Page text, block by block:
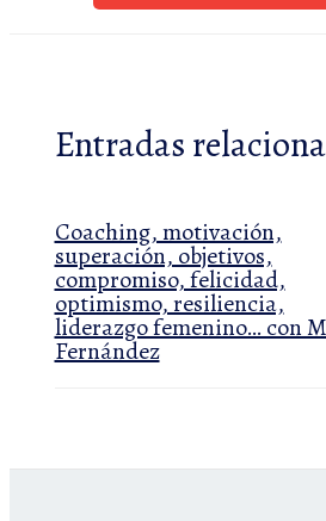
Entradas
Coaching, motivación,
superación, objetivos,
compromiso, felicidad,
optimismo, resiliencia,
liderazgo femenino… con
Fernández